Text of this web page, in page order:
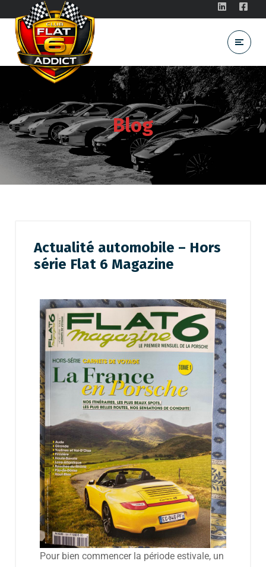
Blog
Actualité automobile – Hors
série Flat 6 Magazine
Pour bien commencer la période estivale, un